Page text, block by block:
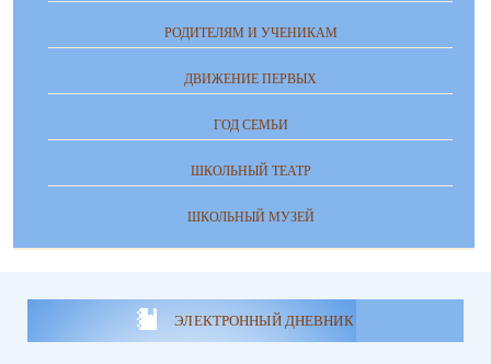
РОДИТЕЛЯМ И УЧЕНИКАМ
ДВИЖЕНИЕ ПЕРВЫХ
ГОД СЕМЬИ
ШКОЛЬНЫЙ ТЕАТР
ШКОЛЬНЫЙ МУЗЕЙ
ЭЛЕКТРОННЫЙ ДНЕВНИК